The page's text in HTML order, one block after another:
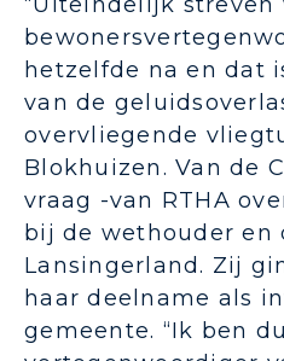
hetzelfde na en dat
van de
overvliegende
Blokhuizen. Van de
vraag -van RTHA
bij de wethouder en
Lansingerland. Zij
haar deelname als
gemeente. “Ik ben